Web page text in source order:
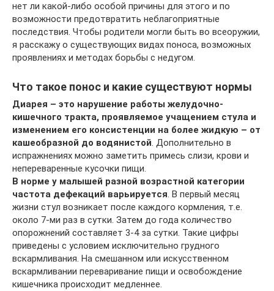
нет ли какой-либо особой причины для этого и по
возможности предотвратить неблагоприятные
последствия. Чтобы родители могли быть во всеоружии,
я расскажу о существующих видах поноса, возможных
проявлениях и методах борьбы с недугом.
Что такое понос и какие существуют нормы
Диарея – это нарушение работы желудочно-
кишечного тракта, проявляемое учащением стула и
изменением его консистенции на более жидкую – от
кашеобразной до водянистой. Дополнительно в
испражнениях можно заметить примесь слизи, крови и
непереваренные кусочки пищи.
В норме у малышей разной возрастной категории
частота дефекаций варьируется. В первый месяц
жизни стул возникает после каждого кормления, т.е.
около 7-ми раз в сутки. Затем до года количество
опорожнений составляет 3-4 за сутки. Такие цифры
приведены с условием исключительно грудного
вскармливания. На смешанном или искусственном
вскармливании переваривание пищи и освобождение
кишечника происходит медленнее.